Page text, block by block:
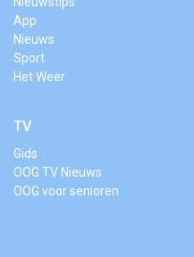
App
Nieuws
Sport
Het Weer
TV
Gids
OOG TV Nieuws
OOG voor senioren